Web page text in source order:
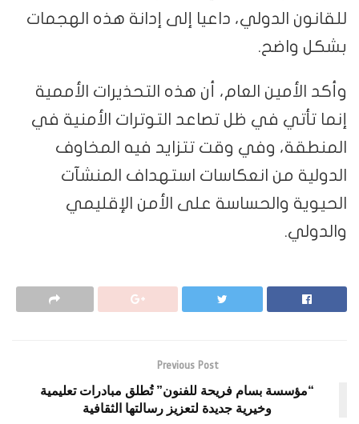
للقانون الدولي، داعيا إلى إدانة هذه الهجمات
بشكل واضح.
وأكد الأمين العام، أن هذه التحذيرات الأممية
إنما تأتي في ظل تصاعد التوترات الأمنية في
المنطقة، وفي وقت تتزايد فيه المخاوف
الدولية من انعكاسات استهداف المنشآت
الحيوية والحساسة على الأمن الإقليمي
والدولي.
Previous Post
“مؤسسة بسام فريحة للفنون” تُطلق مبادرات تعليمية
وخيرية جديدة لتعزيز رسالتها الثقافية